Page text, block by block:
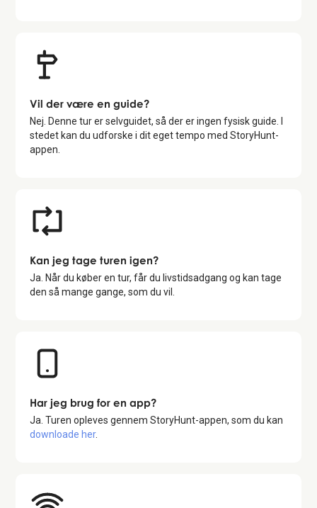
Vil der være en guide?
Nej. Denne tur er selvguidet, så der er ingen fysisk guide. I
stedet kan du udforske i dit eget tempo med StoryHunt-
appen.
Kan jeg tage turen igen?
Ja. Når du køber en tur, får du livstidsadgang og kan tage
den så mange gange, som du vil.
Har jeg brug for en app?
Ja. Turen opleves gennem StoryHunt-appen, som du kan
downloade her.